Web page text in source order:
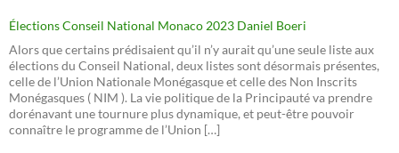
Élections Conseil National Monaco 2023 Daniel Boeri
Alors que certains prédisaient qu’il n’y aurait qu’une seule liste aux
élections du Conseil National, deux listes sont désormais présentes,
celle de l’Union Nationale Monégasque et celle des Non Inscrits
Monégasques ( NIM ). La vie politique de la Principauté va prendre
dorénavant une tournure plus dynamique, et peut-être pouvoir
connaître le programme de l’Union […]